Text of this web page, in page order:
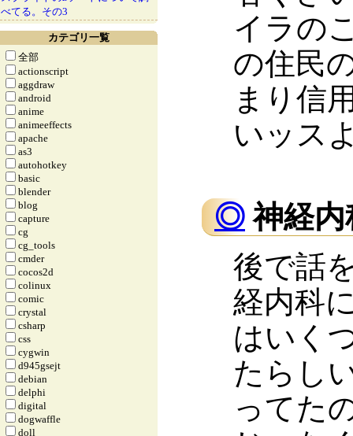
イラの
の住民
まり信
いッス
◎ 神経
後で話
経内科
はいく
たらし
ってた
べてる。その3
カテゴリ一覧
全部
actionscript
aggdraw
android
anime
animeeffects
apache
as3
autohotkey
basic
blender
blog
capture
cg
cg_tools
cmder
cocos2d
colinux
comic
crystal
csharp
css
cygwin
d945gsejt
debian
delphi
digital
dogwaffle
doll